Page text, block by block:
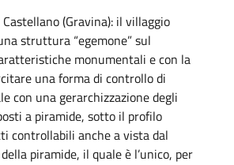
(Gravina): il villaggio
struttura “egemone” sul
monumentali e con la
una forma di controllo di
con una gerarchizzazione degli
a piramide, sotto il profilo
controllabili anche a vista dal
piramide, il quale è l’unico, per